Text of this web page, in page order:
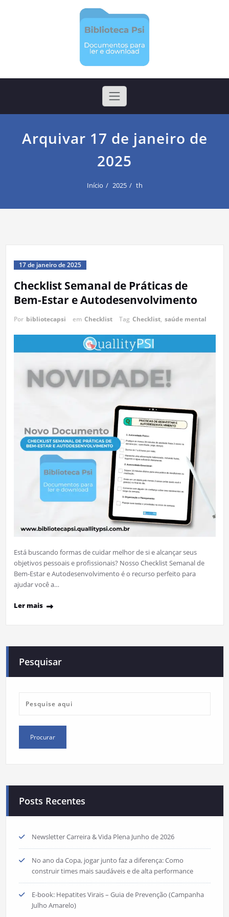
Biblioteca Psi
Arquivos para ler e realizar download
Arquivar 17 de janeiro de
2025
Início 2025 th
17 de janeiro de 2025
Checklist Semanal de Práticas de
Bem-Estar e Autodesenvolvimento
Por bibliotecapsi em Checklist Tag Checklist, saúde mental
Está buscando formas de cuidar melhor de si e alcançar seus
objetivos pessoais e profissionais? Nosso Checklist Semanal de
Bem-Estar e Autodesenvolvimento é o recurso perfeito para
ajudar você a…
Ler mais
Pesquisar
Posts Recentes
Newsletter Carreira & Vida Plena Junho de 2026
No ano da Copa, jogar junto faz a diferença: Como
construir times mais saudáveis e de alta performance
E-book: Hepatites Virais – Guia de Prevenção (Campanha
Julho Amarelo)